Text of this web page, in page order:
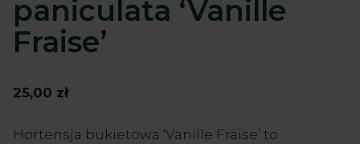
paniculata ‘Vanille
Fraise’
25,00 zł
Hortensja bukietowa ‘Vanille Fraise’ to